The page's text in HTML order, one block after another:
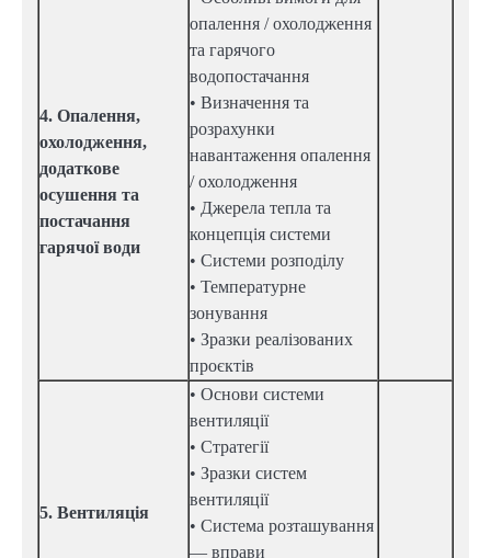
4. Опалення,
охолодження,
додаткове
осушення та
постачання
гарячої води
опалення / охолодження
та гарячого
водопостачання
• Визначення та
розрахунки
навантаження опалення
/ охолодження
• Джерела тепла та
концепція системи
• Системи розподілу
• Температурне
зонування
• Зразки реалізованих
проєктів
5. Вентиляція
• Основи системи
вентиляції
• Стратегії
• Зразки систем
вентиляції
• Система розташування
— вправи